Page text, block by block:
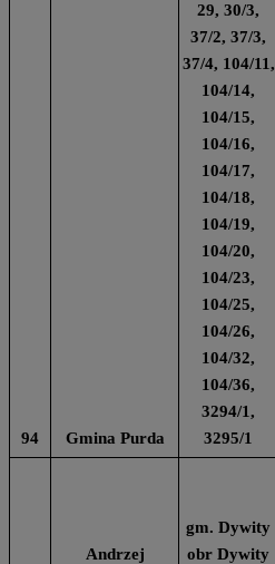
94 Gmina Purda
29, 30/3,
37/2, 37/3,
37/4, 104/11,
104/14,
104/15,
104/16,
104/17,
104/18,
104/19,
104/20,
104/23,
104/25,
104/26,
104/32,
104/36,
3294/1,
3295/1
Andrzej
gm. Dywity
obr Dywity